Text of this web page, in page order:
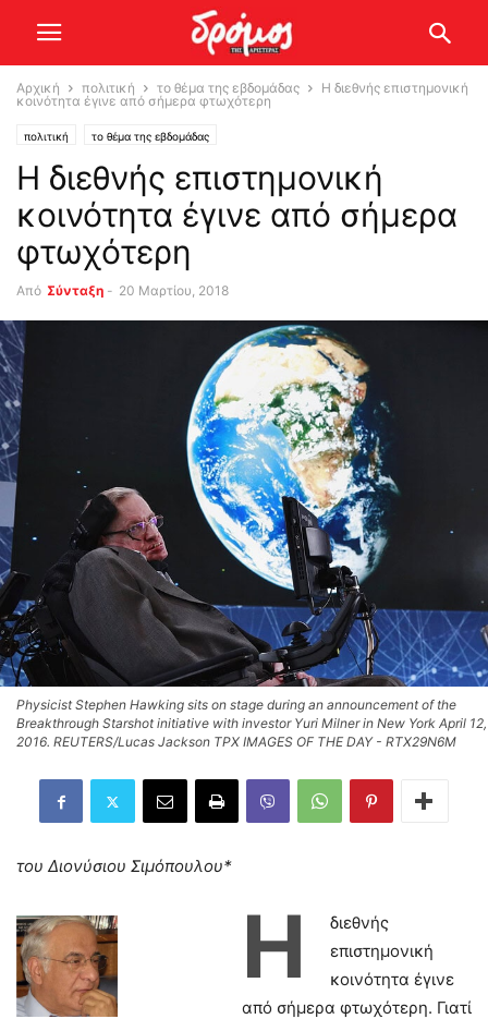
Αρχική πολιτική το θέμα της εβδομάδας
Η διεθνής επιστημονική
κοινότητα έγινε από σήμερα φτωχότερη
πολιτική το θέμα της εβδομάδας
Η διεθνής επιστημονική
κοινότητα έγινε από σήμερα
φτωχότερη
Από Σύνταξη - 20 Μαρτίου, 2018
Physicist Stephen Hawking sits on stage during an announcement of the
Breakthrough Starshot initiative with investor Yuri Milner in New York April 12,
2016. REUTERS/Lucas Jackson TPX IMAGES OF THE DAY - RTX29N6M
του Διονύσιου Σιμόπουλου*
Η
διεθνής
επιστημονική
κοινότητα έγινε
από σήμερα φτωχότερη. Γιατί